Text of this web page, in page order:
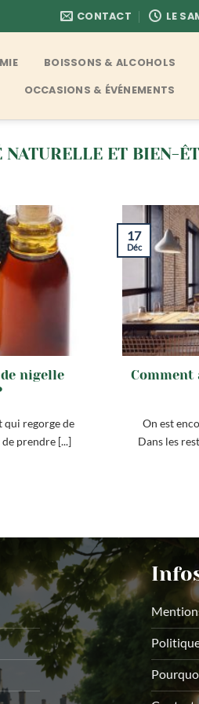
CONTACT LE
BOISSONS & ALCOHOLS
OCCASIONS & ÉVÉNEMENTS
NATURELLE ET BIEN-
de nigelle
qui regorge de
prendre [...]
Comment
On est
Dans les
17
Déc